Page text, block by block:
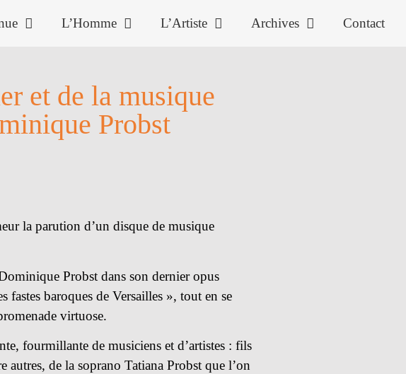
L’Homme L’Artiste Archives Contact
et de la musique
Probst
la parution d’un disque de musique
Probst dans son dernier opus
baroques de Versailles », tout en se
virtuose.
fourmillante de musiciens et d’artistes : fils
autres, de la soprano Tatiana Probst que l’on